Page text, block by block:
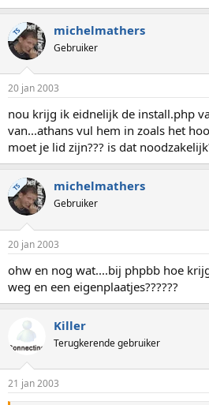
TS michelmathers
Gebruiker
20 jan 2003
nou krijg ik eidnelijk de install.php
van...athans vul hem in zoals het
moet je lid zijn??? is dat
TS michelmathers
Gebruiker
20 jan 2003
ohw en nog wat....bij phpbb hoe
weg en een eigenplaatjes??????
Killer
Terugkerende gebruiker
21 jan 2003